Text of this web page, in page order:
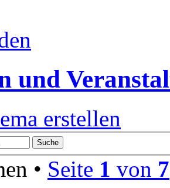
und
erstellen
• Seite 1 von 7